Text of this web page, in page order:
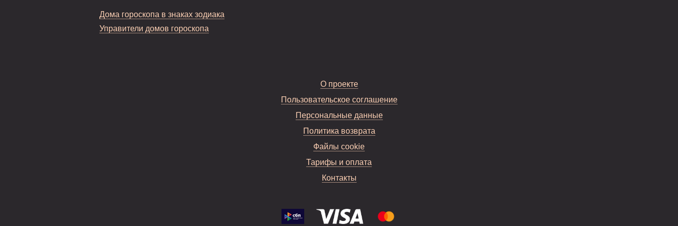
Дома гороскопа в знаках зодиака
Управители домов гороскопа
О проекте
Пользовательское соглашение
Персональные данные
Политика возврата
Файлы cookie
Тарифы и оплата
Контакты